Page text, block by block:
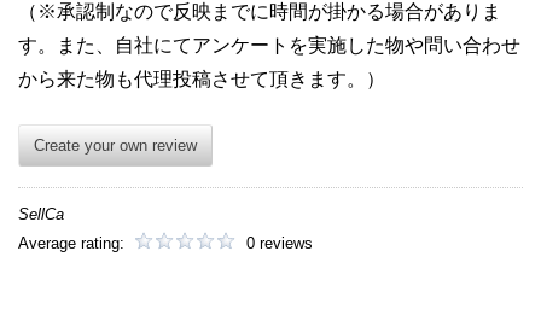
（※承認制なので反映までに時間が掛かる場合がありま
す。また、自社にてアンケートを実施した物や問い合わせ
から来た物も代理投稿させて頂きます。）
Create your own review
SellCa
Average rating:
0 reviews